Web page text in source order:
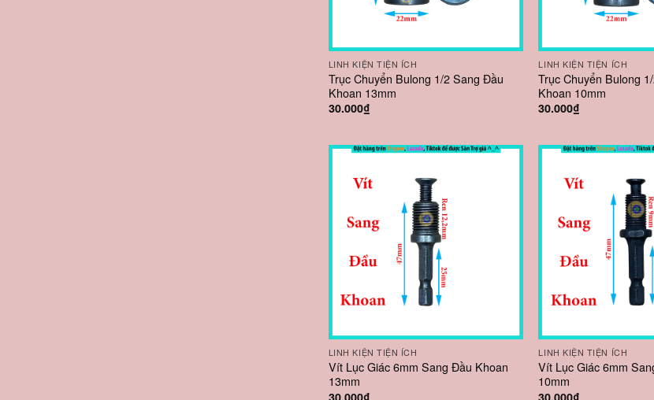
LINH KIỆN TIỆN ÍCH
Trục Chuyển Bulong 1/2 Sang Đầu
Khoan 13mm
30.000₫
LINH KIỆN TIỆN ÍCH
Trục Chuyển Bulong
Khoan 10mm
30.000₫
LINH KIỆN TIỆN ÍCH
Vít Lục Giác 6mm Sang Đầu Khoan
13mm
30.000₫
LINH KIỆN TIỆN ÍCH
Vít Lục Giác 6mm
10mm
30.000₫